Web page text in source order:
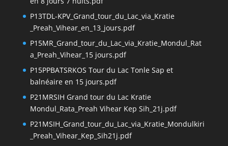
P13TDL-KPV_Grand_tour_du_Lac_via_Kratie
_Preah_Vihear_en_13_jours.pdf
P15MR_Grand_tour_du_Lac_via_Kratie_Mondul_Rat
a_Preah_Vihear_15 jours.pdf
P15PPBATSRKOS Tour du Lac Tonle Sap et
balnéaire en 15 jours.pdf
P21MRSIH Grand tour du Lac Kratie
Mondul_Rata_Preah Vihear Kep Sih_21j.pdf
P21MSIH_Grand_tour_du_Lac_via_Kratie_Mondulkiri
_Preah_Vihear_Kep_Sih21j.pdf